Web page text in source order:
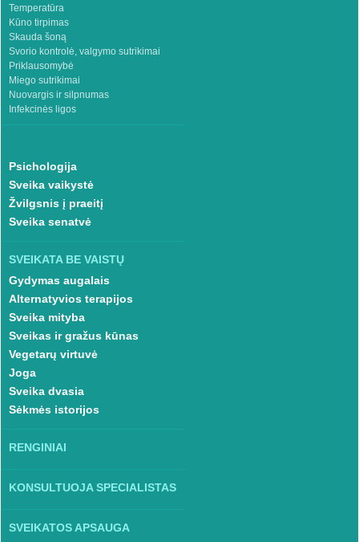
Temperatūra
Kūno tirpimas
Skauda šoną
Svorio kontrolė, valgymo sutrikimai
Priklausomybė
Miego sutrikimai
Nuovargis ir silpnumas
Infekcinės ligos
Psichologija
Sveika vaikystė
Žvilgsnis į praeitį
Sveika senatvė
SVEIKATA BE VAISTŲ
Gydymas augalais
Alternatyvios terapijos
Sveika mityba
Sveikas ir gražus kūnas
Vegetarų virtuvė
Joga
Sveika dvasia
Sėkmės istorijos
RENGINIAI
KONSULTUOJA SPECIALISTAS
SVEIKATOS APSAUGA